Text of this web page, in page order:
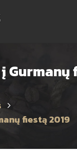
Gurmanų
fiestą 2019